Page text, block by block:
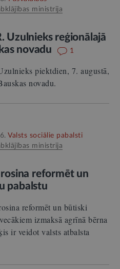
ministrija
Uzulnieks reģionālajā
novadu
1
piektdien, 7. augustā,
novadu.
Valsts sociālie pabalsti
ministrija
reformēt un
pabalstu
reformēt un būtiski
izmaksā agrīnā bērna
ir veidot valsts atbalsta